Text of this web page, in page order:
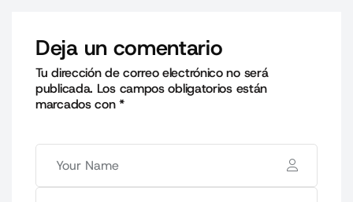
Deja un comentario
Tu dirección de correo electrónico no será
publicada. Los campos obligatorios están
marcados con*